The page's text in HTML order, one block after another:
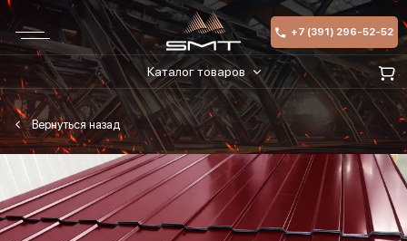
+7 (391) 296-52-52
Каталог товаров